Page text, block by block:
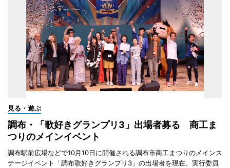
見る・遊ぶ
調布・「歌好きグランプリ3」出場者募る 商工ま
つりのメインイベント
調布駅前広場などで10月10日に開催される調布市商工まつりのメインス
テージイベント「調布歌好きグランプリ3」の出場者を現在、実行委員